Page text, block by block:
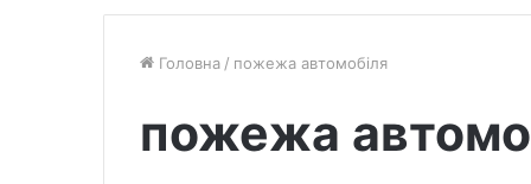
Головна / пожежа автомобіля
пожежа